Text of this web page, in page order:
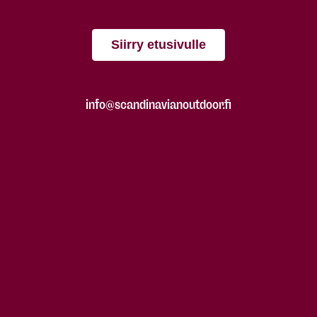
Siirry etusivulle
info@scandinavianoutdoor.fi